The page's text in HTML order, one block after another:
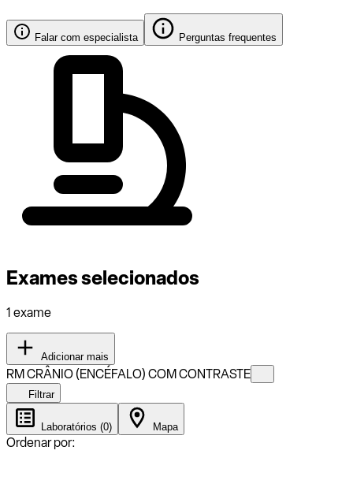
Falar com especialista Perguntas frequentes
Exames selecionados
1 exame
Adicionar mais
RM CRÂNIO (ENCÉFALO) COM CONTRASTE
Filtrar
Laboratórios (0) Mapa
Ordenar por: